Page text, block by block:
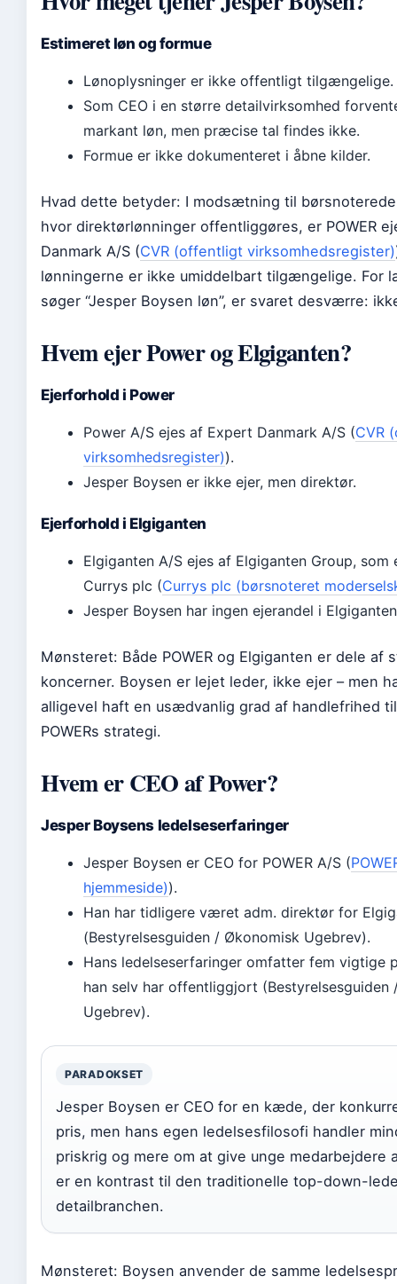
Estimeret løn og formue
Lønoplysninger er ikke offentligt tilgængelige.
Som CEO i en større detailvirksomhed
markant løn, men præcise tal findes ikke.
Formue er ikke dokumenteret i åbne kilder.
Hvad dette betyder: I modsætning til
hvor direktørlønninger offentliggøres, er POWER
Danmark A/S (CVR (offentligt virksomhedsregister)
lønningerne er ikke umiddelbart tilgængelige. For
søger “Jesper Boysen løn”, er svaret desværre:
Hvem ejer Power og Elgiganten?
Ejerforhold i Power
Power A/S ejes af Expert Danmark A/S (CVR
virksomhedsregister)).
Jesper Boysen er ikke ejer, men direktør.
Ejerforhold i Elgiganten
Elgiganten A/S ejes af Elgiganten Group, som
Currys plc (Currys plc (børsnoteret
Jesper Boysen har ingen ejerandel i
Mønsteret: Både POWER og Elgiganten er dele af
koncerner. Boysen er lejet leder, ikke ejer – men
alligevel haft en usædvanlig grad af handlefrihed
POWERs strategi.
Hvem er CEO af Power?
Jesper Boysens ledelseserfaringer
Jesper Boysen er CEO for POWER A/S (
hjemmeside)).
Han har tidligere været adm. direktør for
(Bestyrelsesguiden / Økonomisk Ugebrev).
Hans ledelseserfaringer omfatter fem vigtige
han selv har offentliggjort (Bestyrelsesguiden
Ugebrev).
PARADOKSET
Jesper Boysen er CEO for en kæde, der
pris, men hans egen ledelsesfilosofi handler
priskrig og mere om at give unge medarbejdere
er en kontrast til den traditionelle top-down-
detailbranchen.
Mønsteret: Boysen anvender de samme